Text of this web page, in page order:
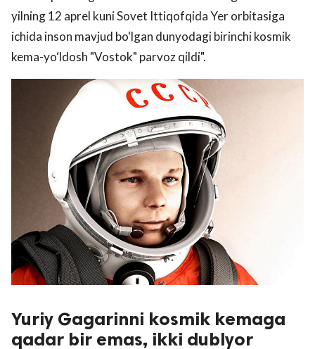
yilning 12 aprel kuni Sovet Ittiqofqida Yer orbitasiga
ichida inson mavjud bo‘lgan dunyodagi birinchi kosmik
kema-yo‘ldosh "Vostok" parvoz qildi".
Yuriy Gagarinni kosmik kemaga
qadar bir emas, ikki dublyor